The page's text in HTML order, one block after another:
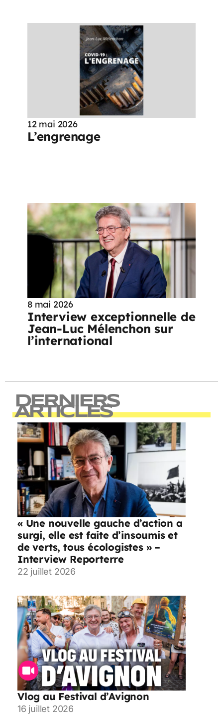
12 mai 2026
L’engrenage
8 mai 2026
Interview exceptionnelle de
Jean-Luc Mélenchon sur
l’international
DERNIERS
ARTICLES
« Une nouvelle gauche d’action a
surgi, elle est faite d’insoumis et
de verts, tous écologistes » –
Interview Reporterre
22 juillet 2026
Vlog au Festival d’Avignon
16 juillet 2026